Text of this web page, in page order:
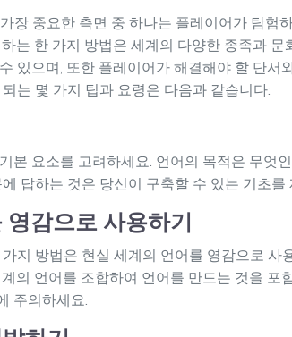
장 중요한 측면 중 하나는 플레이어가 탐험
는 한 가지 방법은 세계의 다양한 종족과
있으며, 또한 플레이어가 해결해야 할 단서
는 몇 가지 팁과 요령은 다음과 같습니다:
본 요소를 고려하세요. 언어의 목적은 무엇
답하는 것은 당신이 구축할 수 있는 기초를
감으로 사용하기
지 방법은 현실 세계의 언어를 영감으로
의 언어를 조합하여 언어를 만드는 것을
주의하세요.